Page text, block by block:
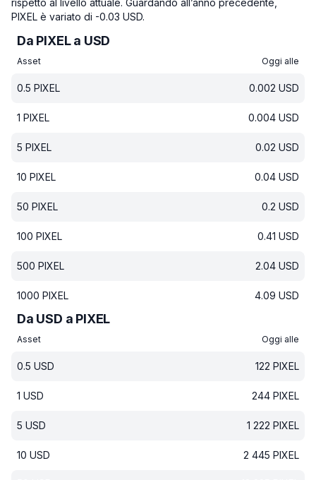
rispetto al livello attuale. Guardando all’anno precedente,
PIXEL è variato di -0.03 USD.
Da PIXEL a USD
Asset Oggi alle
0.5 PIXEL 0.002 USD
1 PIXEL 0.004 USD
5 PIXEL 0.02 USD
10 PIXEL 0.04 USD
50 PIXEL 0.2 USD
100 PIXEL 0.41 USD
500 PIXEL 2.04 USD
1000 PIXEL 4.09 USD
Da USD a PIXEL
Asset Oggi alle
0.5 USD 122 PIXEL
1 USD 244 PIXEL
5 USD 1 222 PIXEL
10 USD 2 445 PIXEL